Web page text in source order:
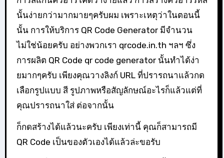
นั้นง่ายกว่ามากมายๆครับผม เพราะเหตุว่าในตอนนี้
นั้น การให้บริการ QR Code Generator มีจำนวน
ไม่ใช่น้อยครับ อย่างพวกเรา qrcode.in.th ฯลฯ ซึ่ง
การผลิต QR Code qr code generator นั้นทำได้ง่า
ยมากๆครับ เพียงคุณวางลิงก์ URL ที่ปรารถนาแล้วกด
เลือกรูปแบบ สี รูปภาพหรือสัญลักษณ์อะไรก็แล้วแต่ที่
คุณปรารถนาใส่ ต่อจากนั้น
ก็กดสร้างได้แล้วนะครับ เพียงเท่านี้ คุณก็สามารถมี
QR Code เป็นของตัวเองได้แล้วล่ะขอรับ